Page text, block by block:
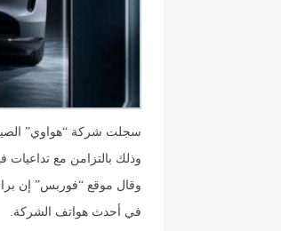
سجلت شركة “هواوي”
وذلك بالتزامن مع تداعيات
وقال موقع “فوربس” إن
في أحدث هواتف الشركة.